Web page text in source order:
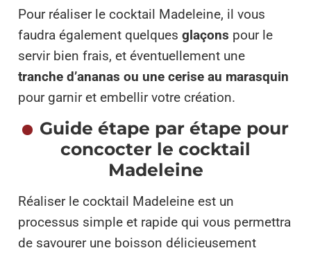
Pour réaliser le cocktail Madeleine, il vous
faudra également quelques glaçons pour le
servir bien frais, et éventuellement une
tranche d’ananas ou une cerise au marasquin
pour garnir et embellir votre création.
Guide étape par étape pour
concocter le cocktail
Madeleine
Réaliser le cocktail Madeleine est un
processus simple et rapide qui vous permettra
de savourer une boisson délicieusement